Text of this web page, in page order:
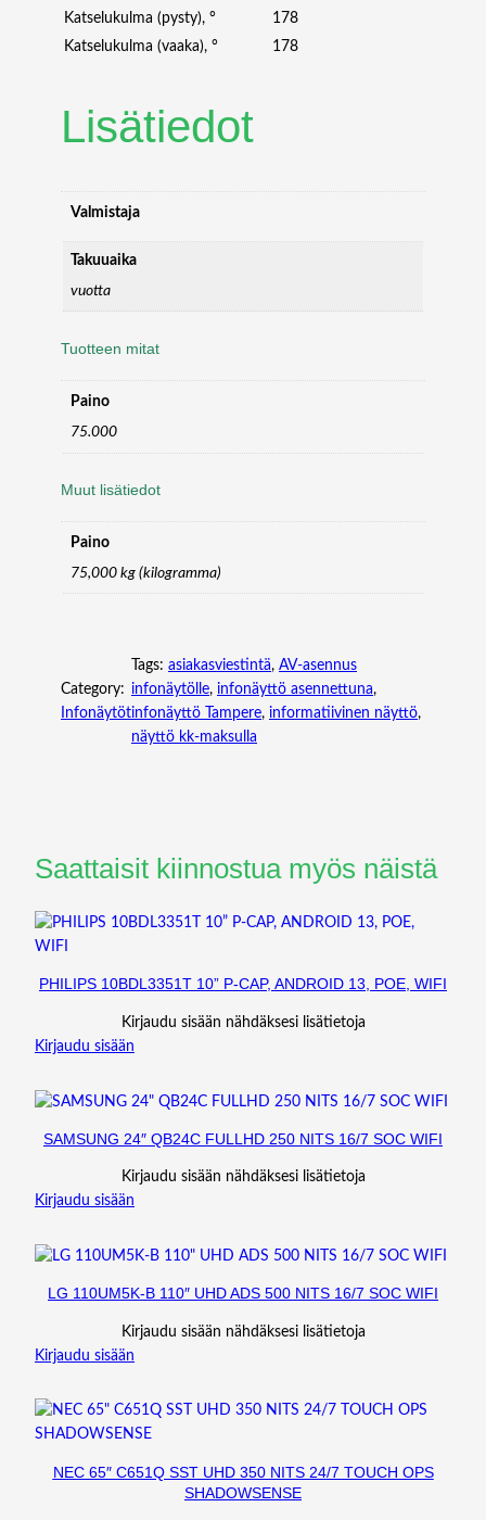
Katselukulma (pysty), °
178
Katselukulma (vaaka), °
178
Lisätiedot
Valmistaja
Takuuaika
vuotta
Tuotteen mitat
Paino
75.000
Muut lisätiedot
Paino
75,000 kg (kilogramma)
Category:
Infonäytöt
Tags: asiakasviestintä, AV-asennus
infonäytölle, infonäyttö asennettuna
infonäyttö Tampere, informatiivinen näyttö
näyttö kk-maksulla
Saattaisit kiinnostua myös näistä
PHILIPS 10BDL3351T 10” P-CAP, ANDROID 13, POE, WIFI
Kirjaudu sisään nähdäksesi lisätietoja
Kirjaudu sisään
SAMSUNG 24″ QB24C FULLHD 250 NITS 16/7 SOC WIFI
Kirjaudu sisään nähdäksesi lisätietoja
Kirjaudu sisään
LG 110UM5K-B 110″ UHD ADS 500 NITS 16/7 SOC WIFI
Kirjaudu sisään nähdäksesi lisätietoja
Kirjaudu sisään
NEC 65″ C651Q SST UHD 350 NITS 24/7 TOUCH OPS
SHADOWSENSE